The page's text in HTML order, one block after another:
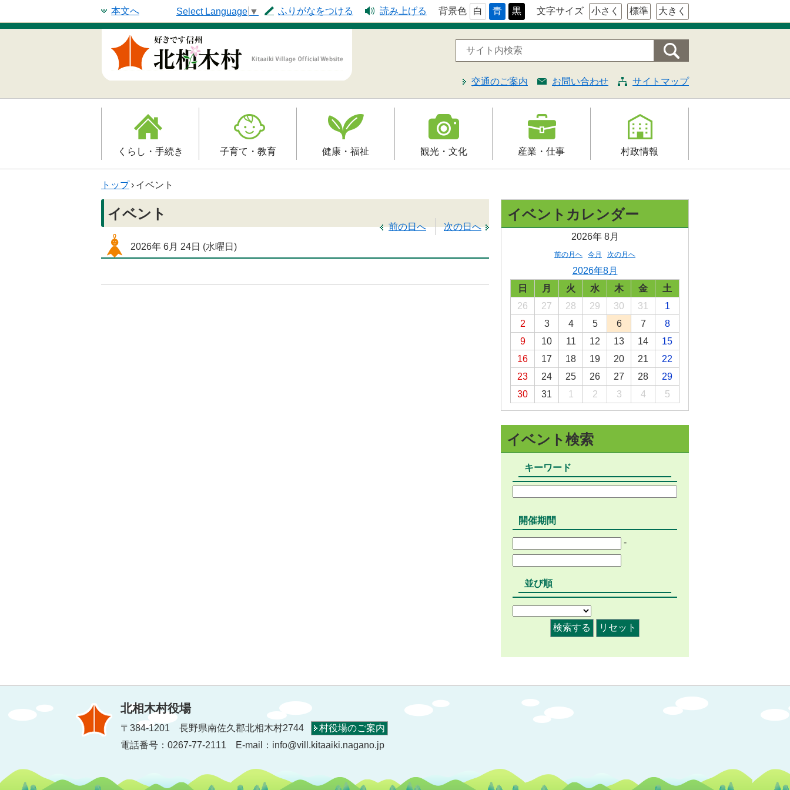
本文へ 文字サイズ 小さく 標準 大きく
Select Language ▼ ふりがなをつける 読み上げる 背景色 白 青 黒
交通のご案内 お問い合わせ サイトマップ
くらし・手続き
登録
防災情報
年金・保険
子育て・教育
母子の健康・予防接種
保育園
小学校
健康・福祉
介護保険
障害福祉
観光・文化
文化財
レジャー・スポーツ
産業・仕事
届出・証明・法令・規
制
村政情報
組織案内
村長の部屋
施策・計画
選挙
統計・人口
広報きたあいき
村議会
トップ› イベント
イベント
2026年 6月 24日 (水曜日 )
前の日へ 次の日へ
イベントカレンダー
2026年 8月
前の月へ 今月 次の月へ
2026年8月
日
月 火 水 木 金
土
26
27 28 29 30 31
1
2
3 4 5 6 7
8
9
10 11 12 13 14
15
16
17 18 19 20 21
22
23
24 25 26 27 28
29
30
31 1 2 3 4 5
イベント検索
キーワード
開催期間
-
並び順
北相木村役場
〒384-1201 長野県南佐久郡北相木村2744
村役場のご案内
電話番号：0267-77-2111 E-mail：info@vill.kitaaiki.nagano.jp